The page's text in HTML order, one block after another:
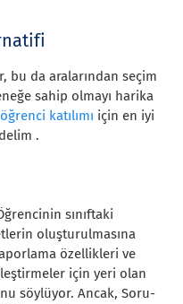
bu da aralarından seçim
sahip olmayı harika
öğrenci katılımı için en iyi
.
sınıftaki
oluşturulmasına
özellikleri ve
için yeri olan
söylüyor. Ancak, Soru-